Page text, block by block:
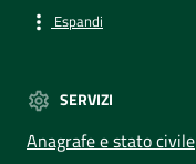
Espandi
SERVIZI
Anagrafe e stato civile